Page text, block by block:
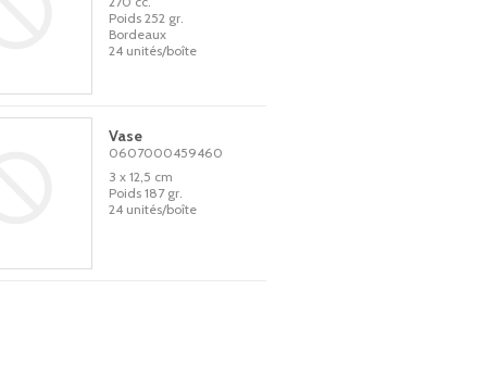
Poids 252 gr.
Bordeaux
24 unités/boîte
Vase
0607000459460
3 x 12,5 cm
Poids 187 gr.
24 unités/boîte